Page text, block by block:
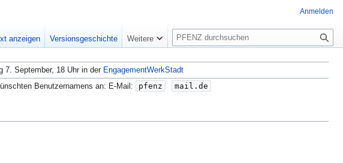
7. September, 18 Uhr in der EngagementWerkStadt
Benutzernamens an: E-Mail:
pfenz mail.de
Anmelden
anzeigen Versionsgeschichte Weitere
S
u
c
h
e